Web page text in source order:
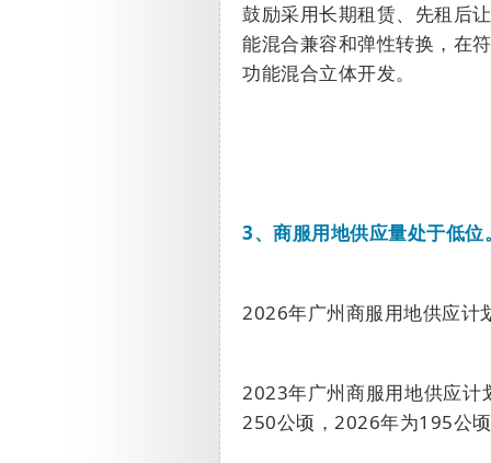
鼓励采用长期租赁、先租后
能混合兼容和弹性转换，在
功能混合立体开发。
3、商服用地供应量处于低位
2026年广州商服用地供应计
2023年广州商服用地供应计
250公顷，2026年为195公